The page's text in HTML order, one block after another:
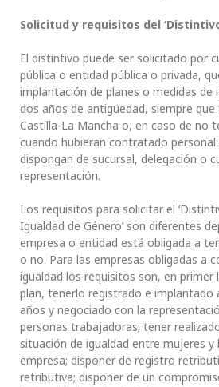
Solicitud y requisitos del
El distintivo puede ser solicitado por
pública o entidad pública o privada,
implantación de planes o medidas de
dos años de antigüedad, siempre
Castilla-La Mancha o, en caso de no
cuando hubieran contratado
dispongan de sucursal, delegación o
representación.
Los requisitos para solicitar el
Igualdad de Género’ son diferentes
empresa o entidad está obligada a
o no. Para las empresas obligadas a
igualdad los requisitos son, en primer
plan, tenerlo registrado e implantado
años y negociado con la
personas trabajadoras; tener
situación de igualdad entre mujeres y
empresa; disponer de registro
retributiva; disponer de un